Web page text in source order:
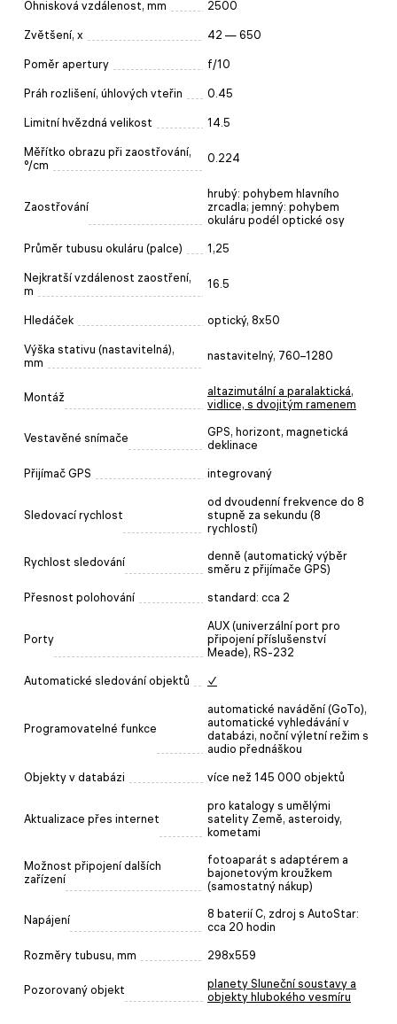
Ohnisková vzdálenost, mm 2500
Zvětšení, x 42 — 650
Poměr apertury f/10
Práh rozlišení, úhlových vteřin 0.45
Limitní hvězdná velikost 14.5
Měřítko obrazu při zaostřování,
°/cm
0.224
Zaostřování
hrubý: pohybem hlavního
zrcadla; jemný: pohybem
okuláru podél optické osy
Průměr tubusu okuláru (palce) 1,25
Nejkratší vzdálenost zaostření,
m
16.5
Hledáček optický, 8x50
Výška stativu (nastavitelná),
mm
nastavitelný, 760–1280
Montáž altazimutální a paralaktická,
vidlice, s dvojitým ramenem
Vestavěné snímače
GPS, horizont, magnetická
deklinace
Přijímač GPS integrovaný
Sledovací rychlost
od dvoudenní frekvence do 8
stupně za sekundu (8
rychlostí)
Rychlost sledování
denně (automatický výběr
směru z přijímače GPS)
Přesnost polohování standard: cca 2
Porty
AUX (univerzální port pro
připojení příslušenství
Meade), RS-232
Automatické sledování objektů ✓
Programovatelné funkce
automatické navádění (GoTo),
automatické vyhledávání v
databázi, noční výletní režim s
audio přednáškou
Objekty v databázi více než 145 000 objektů
Aktualizace přes internet
pro katalogy s umělými
satelity Země, asteroidy,
kometami
Možnost připojení dalších
zařízení
fotoaparát s adaptérem a
bajonetovým kroužkem
(samostatný nákup)
Napájení
8 baterií C, zdroj s AutoStar:
cca 20 hodin
Rozměry tubusu, mm 298x559
Pozorovaný objekt
planety Sluneční soustavy a
objekty hlubokého vesmíru